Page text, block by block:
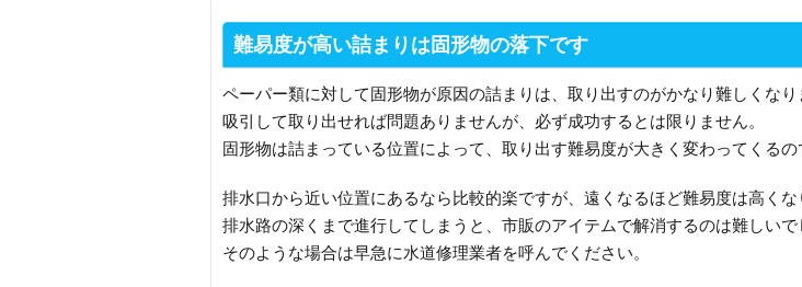
難易度が高い詰まりは固形物の落下です
ペーパー類に対して固形物が原因の詰まりは、取り出すのがかなり難しくなり
吸引して取り出せれば問題ありませんが、必ず成功するとは限りません。
固形物は詰まっている位置によって、取り出す難易度が大きく変わってくるの
排水口から近い位置にあるなら比較的楽ですが、遠くなるほど難易度は高くな
排水路の深くまで進行してしまうと、市販のアイテムで解消するのは難しいで
そのような場合は早急に水道修理業者を呼んでください。